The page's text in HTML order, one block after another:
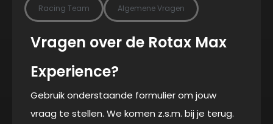
Racing Team Algemene Vragen
Vragen over de Rotax Max
Experience?
Gebruik onderstaande formulier om jouw
vraag te stellen. We komen z.s.m. bij je terug.